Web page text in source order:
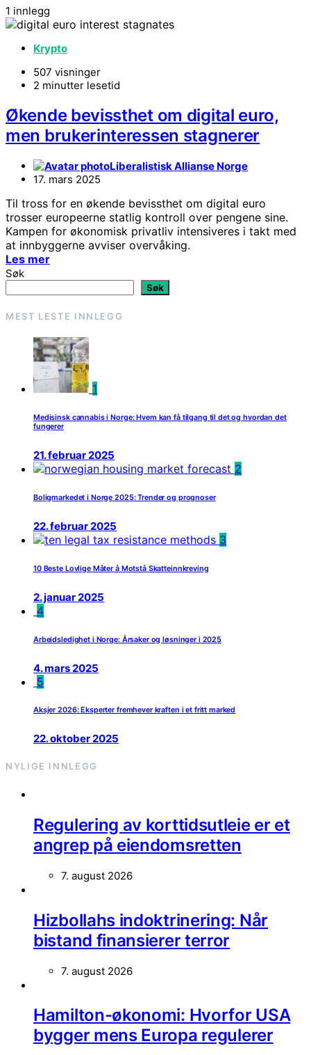
1 innlegg
Krypto
507 visninger
2 minutter lesetid
Økende bevissthet om digital euro,
men brukerinteressen stagnerer
Liberalistisk Allianse Norge
17. mars 2025
Til tross for en økende bevissthet om digital euro
trosser europeerne statlig kontroll over pengene sine.
Kampen for økonomisk privatliv intensiveres i takt med
at innbyggerne avviser overvåking.
Les mer
Søk
Søk
MEST LESTE INNLEGG
1
Medisinsk cannabis i Norge: Hvem kan få tilgang til det og hvordan det
fungerer
21. februar 2025
2
Boligmarkedet i Norge 2025: Trender og prognoser
22. februar 2025
3
10 Beste Lovlige Måter å Motstå Skatteinnkreving
2. januar 2025
4
Arbeidsledighet i Norge: Årsaker og løsninger i 2025
4. mars 2025
5
Aksjer 2026: Eksperter fremhever kraften i et fritt marked
22. oktober 2025
NYLIGE INNLEGG
Regulering av korttidsutleie er et
angrep på eiendomsretten
7. august 2026
Hizbollahs indoktrinering: Når
bistand finansierer terror
7. august 2026
Hamilton-økonomi: Hvorfor USA
bygger mens Europa regulerer